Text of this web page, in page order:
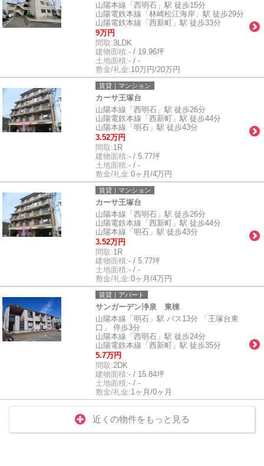
山陽本線「西明石」駅 徒歩15分
山陽電鉄本線「林崎松江海岸」駅 徒歩29分
山陽電鉄本線「西新町」駅 徒歩33分
9万円
間取:3LDK
建物面積:- / 19.96坪
土地面積:- / -
敷金/礼金:10万円/20万円
賃貸｜マンション
カーサ王塚台
山陽本線「西明石」駅 徒歩26分
山陽電鉄本線「西新町」駅 徒歩44分
山陽本線「明石」駅 徒歩43分
3.52万円
間取:1R
建物面積:- / 5.77坪
土地面積:- / -
敷金/礼金:0ヶ月/4万円
賃貸｜マンション
カーサ王塚台
山陽本線「西明石」駅 徒歩26分
山陽電鉄本線「西新町」駅 徒歩44分
山陽本線「明石」駅 徒歩43分
3.52万円
間取:1R
建物面積:- / 5.77坪
土地面積:- / -
敷金/礼金:0ヶ月/4万円
賃貸｜アパート
サンガーデン浄泉 東棟
山陽本線「明石」駅 バス13分 「王塚台東
口」 停歩3分
山陽本線「西明石」駅 徒歩24分
山陽電鉄本線「西新町」駅 徒歩35分
5.7万円
間取:2DK
建物面積:- / 15.84坪
土地面積:- / -
敷金/礼金:1ヶ月/0ヶ月
近くの物件をもっと見る